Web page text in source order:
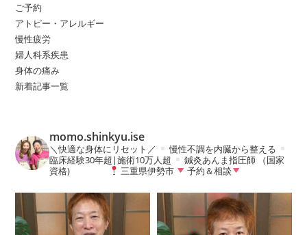
ご予約
アトピー・アレルギー
慢性疲労
婦人科系疾患
身体の痛み
新着記事一覧
momo.shinkyu.ise
＼快適な身体にリセット／
慢性不調を内臓から整える
臨床経験30年超|施術10万人超
鍼灸あんま指圧師 （国家
資格)
三重県伊勢市 予約＆相談